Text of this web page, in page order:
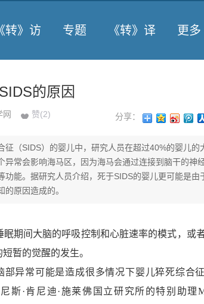
《转》访 专题 《转》译 更多
的原因
网 赞(2) 分享：
征（SIDS）的婴儿中，研究人员在超过40%的婴儿的
常会影响海马区，因为海马会通过连接到脑干的神经
功能。据研究人员介绍，死于SIDS的婴儿更可能是由
原因造成的。
间大脑的呼吸控制和心脏速率的模式，或
暂的觉醒的发生。
异常可能是造成很多情况下婴儿猝死综合
斯·肯尼迪·施莱佛国立研究所的特别助理